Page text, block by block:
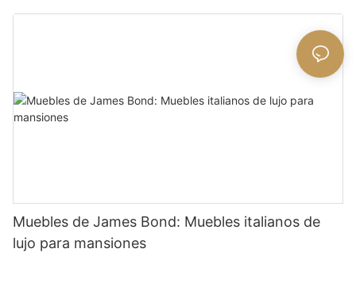
Muebles de James Bond: Muebles italianos de
lujo para mansiones